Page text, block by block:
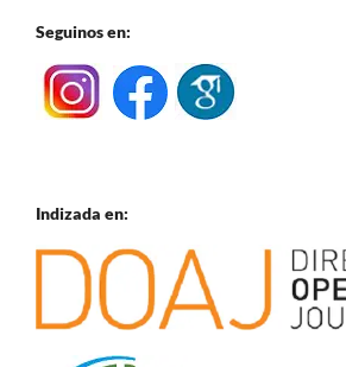
Seguinos en:
Indizada en: